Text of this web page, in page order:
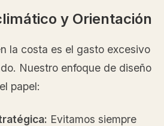
y Orientación
la costa es el gasto excesivo
Nuestro enfoque de diseño
papel:
Evitamos siempre